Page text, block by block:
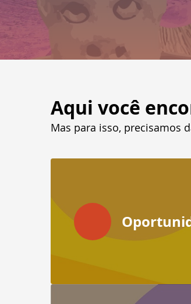
Aqui você
Mas para isso, precisamos